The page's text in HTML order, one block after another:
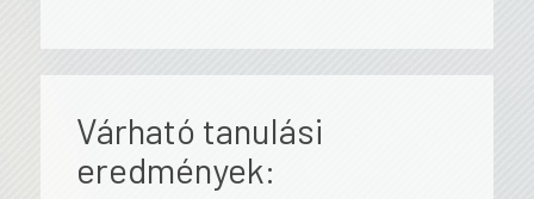
Várható tanulási
eredmények: